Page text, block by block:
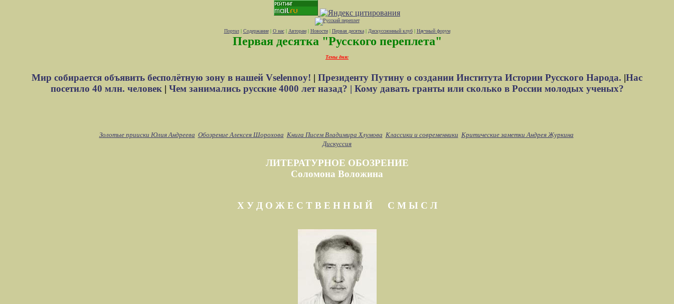
Портал| Содержание| О нас| Авторам| Новости| Первая десятка| Дискуссионный клуб| Научный форум
Первая десятка "Русского переплета"
Темы дня:
Мир собирается объявить бесполётную зону в нашей Vselennoy! | Президенту Путину о создании Института Истории Русского Народа. |Нас
посетило 40 млн. человек| Чем занимались русские 4000 лет назад? | Кому давать гранты или сколько в России молодых ученых?
Золотые прииски Юлия Андреева Обозрение Алексея Шорохова Книга Писем Владимира Хлумова Классики и современники Критические заметки Андрея Журкина
Дискуссия
ЛИТЕРАТУРНОЕ ОБОЗРЕНИЕ
Соломона Воложина
Х У Д О Ж Е С Т В Е Н Н Ы Й С М Ы С Л